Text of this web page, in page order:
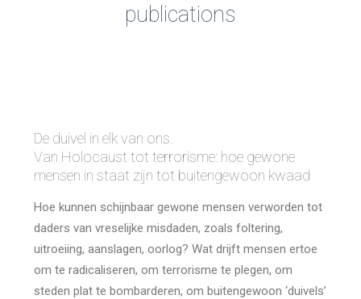
publications
De duivel in elk van ons.
Van Holocaust tot terrorisme: hoe gewone
mensen in staat zijn tot buitengewoon kwaad
Hoe kunnen schijnbaar gewone mensen verworden tot
daders van vreselijke misdaden, zoals foltering,
uitroeiing, aanslagen, oorlog? Wat drijft mensen ertoe
om te radicaliseren, om terrorisme te plegen, om
steden plat te bombarderen, om buitengewoon ‘duivels’